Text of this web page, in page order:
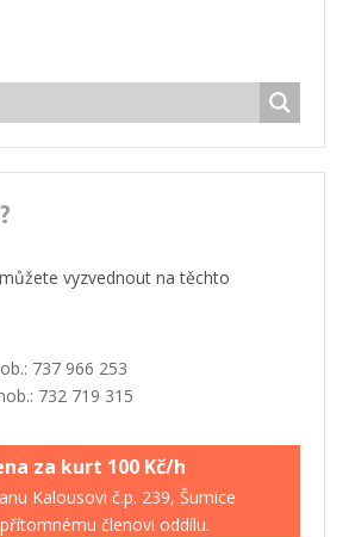
vyzvednout na těchto
737 966 253
732 719 315
za kurt 100 Kč/h
Kalousovi č.p. 239, Šumice
členovi oddílu.